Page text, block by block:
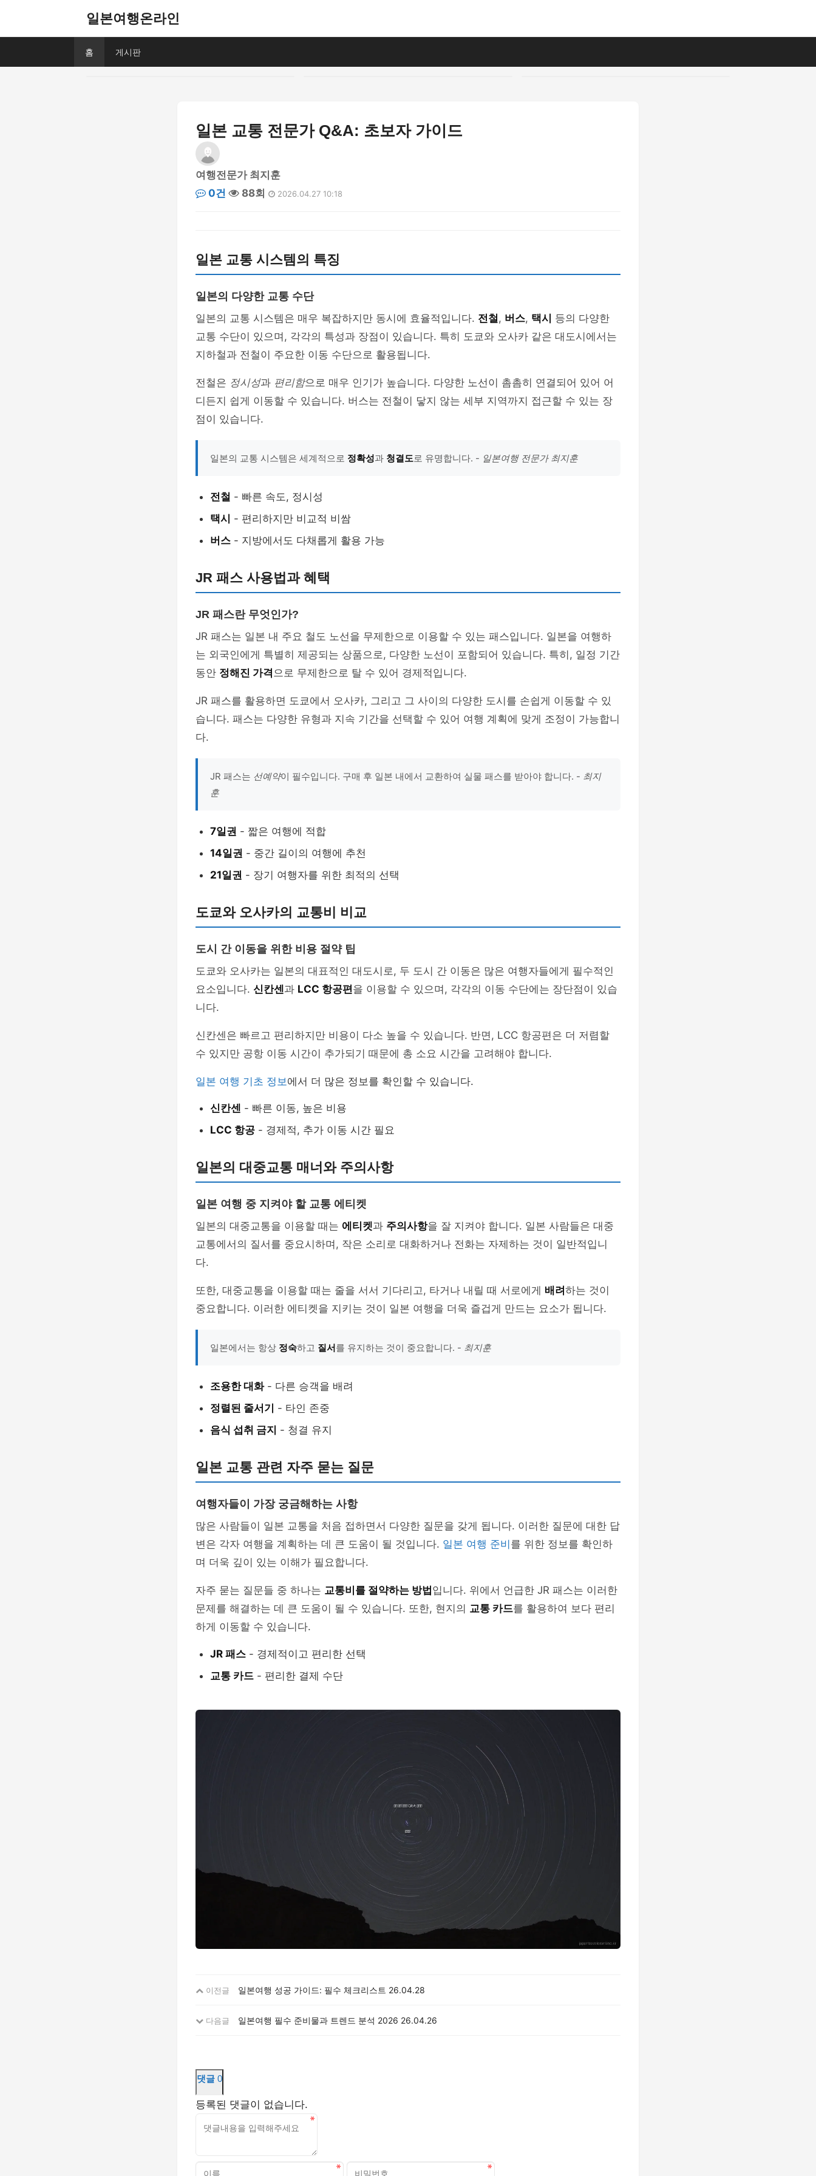
일본여행온라인
홈 게시판
일본 교통 전문가 Q&A: 초보자 가이드
여행전문가 최지훈
0건
88회 2026.04.27 10:18
일본 교통 시스템의 특징
일본의 다양한 교통 수단
일본의 교통 시스템은 매우 복잡하지만 동시에 효율적입니다. 전철, 버스, 택시 등의 다양한
교통 수단이 있으며, 각각의 특성과 장점이 있습니다. 특히 도쿄와 오사카 같은 대도시에서는
지하철과 전철이 주요한 이동 수단으로 활용됩니다.
전철은 정시성과 편리함으로 매우 인기가 높습니다. 다양한 노선이 촘촘히 연결되어 있어 어
디든지 쉽게 이동할 수 있습니다. 버스는 전철이 닿지 않는 세부 지역까지 접근할 수 있는 장
점이 있습니다.
일본의 교통 시스템은 세계적으로 정확성과 청결도로 유명합니다. - 일본여행 전문가 최지훈
전철 - 빠른 속도, 정시성
택시 - 편리하지만 비교적 비쌈
버스 - 지방에서도 다채롭게 활용 가능
JR 패스 사용법과 혜택
JR 패스란 무엇인가?
JR 패스는 일본 내 주요 철도 노선을 무제한으로 이용할 수 있는 패스입니다. 일본을 여행하
는 외국인에게 특별히 제공되는 상품으로, 다양한 노선이 포함되어 있습니다. 특히, 일정 기간
동안 정해진 가격으로 무제한으로 탈 수 있어 경제적입니다.
JR 패스를 활용하면 도쿄에서 오사카, 그리고 그 사이의 다양한 도시를 손쉽게 이동할 수 있
습니다. 패스는 다양한 유형과 지속 기간을 선택할 수 있어 여행 계획에 맞게 조정이 가능합니
다.
JR 패스는 선예약이 필수입니다. 구매 후 일본 내에서 교환하여 실물 패스를 받아야 합니다. - 최지
훈
7일권 - 짧은 여행에 적합
14일권 - 중간 길이의 여행에 추천
21일권 - 장기 여행자를 위한 최적의 선택
도쿄와 오사카의 교통비 비교
도시 간 이동을 위한 비용 절약 팁
도쿄와 오사카는 일본의 대표적인 대도시로, 두 도시 간 이동은 많은 여행자들에게 필수적인
요소입니다. 신칸센과 LCC 항공편을 이용할 수 있으며, 각각의 이동 수단에는 장단점이 있습
니다.
신칸센은 빠르고 편리하지만 비용이 다소 높을 수 있습니다. 반면, LCC 항공편은 더 저렴할
수 있지만 공항 이동 시간이 추가되기 때문에 총 소요 시간을 고려해야 합니다.
일본 여행 기초 정보에서 더 많은 정보를 확인할 수 있습니다.
신칸센 - 빠른 이동, 높은 비용
LCC 항공 - 경제적, 추가 이동 시간 필요
일본의 대중교통 매너와 주의사항
일본 여행 중 지켜야 할 교통 에티켓
일본의 대중교통을 이용할 때는 에티켓과 주의사항을 잘 지켜야 합니다. 일본 사람들은 대중
교통에서의 질서를 중요시하며, 작은 소리로 대화하거나 전화는 자제하는 것이 일반적입니
다.
또한, 대중교통을 이용할 때는 줄을 서서 기다리고, 타거나 내릴 때 서로에게 배려하는 것이
중요합니다. 이러한 에티켓을 지키는 것이 일본 여행을 더욱 즐겁게 만드는 요소가 됩니다.
일본에서는 항상 정숙하고 질서를 유지하는 것이 중요합니다. - 최지훈
조용한 대화- 다른 승객을 배려
정렬된 줄서기
- 타인 존중
음식 섭취 금지 - 청결 유지
일본 교통 관련 자주 묻는 질문
여행자들이 가장 궁금해하는 사항
많은 사람들이 일본 교통을 처음 접하면서 다양한 질문을 갖게 됩니다. 이러한 질문에 대한 답
변은 각자 여행을 계획하는 데 큰 도움이 될 것입니다. 일본 여행 준비 를 위한 정보를 확인하
며 더욱 깊이 있는 이해가 필요합니다.
자주 묻는 질문들 중 하나는 교통비를 절약하는 방법 입니다. 위에서 언급한 JR 패스는 이러한
문제를 해결하는 데 큰 도움이 될 수 있습니다. 또한, 현지의 교통 카드를 활용하여 보다 편리
하게 이동할 수 있습니다.
JR 패스 - 경제적이고 편리한 선택
교통 카드 - 편리한 결제 수단
이전글 일본여행 성공 가이드: 필수 체크리스트 26.04.28
다음글 일본여행 필수 준비물과 트렌드 분석 2026 26.04.26
댓글 0
등록된 댓글이 없습니다.